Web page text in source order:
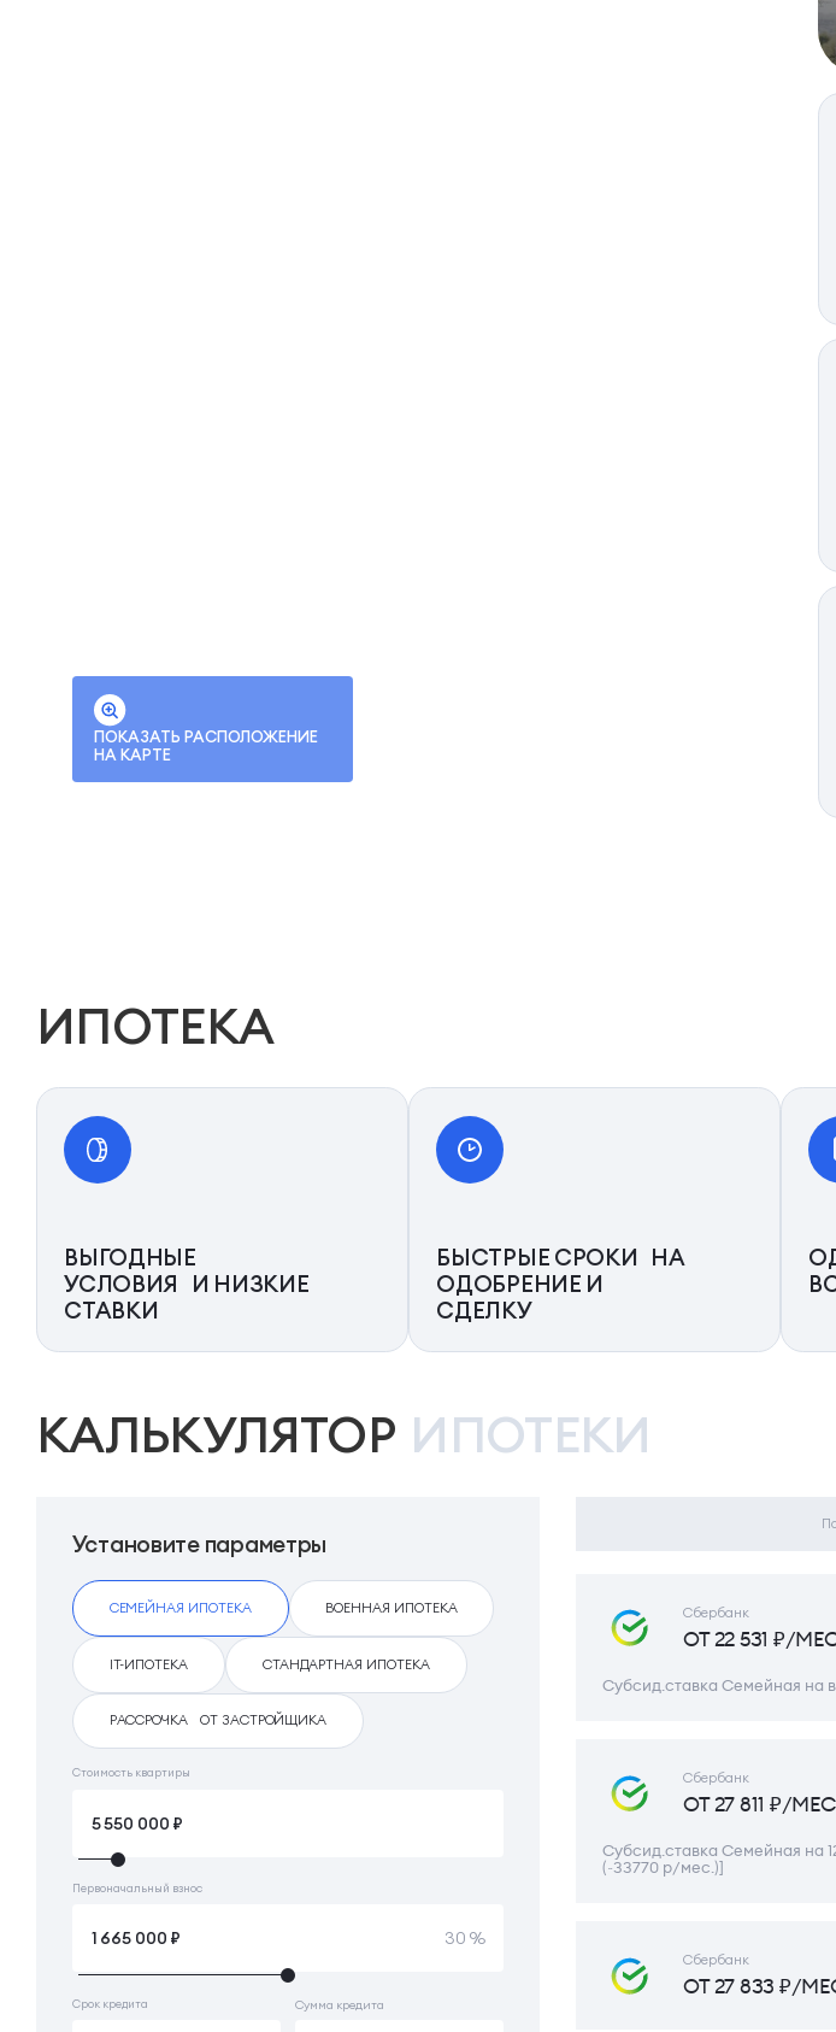
ПОКАЗАТЬ РАСПОЛОЖЕНИЕ
НА КАРТЕ
ИПОТЕКА
ВЫГОДНЫЕ
УСЛОВИЯ И НИЗКИЕ
СТАВКИ
БЫСТРЫЕ СРОКИ НА
ОДОБРЕНИЕ И
СДЕЛКУ
КАЛЬКУЛЯТОР ИПОТЕКИ
Установите параметры
СЕМЕЙНАЯ ИПОТЕКА ВОЕННАЯ ИПОТЕКА
IT-ИПОТЕКА СТАНДАРТНАЯ ИПОТЕКА
РАССРОЧКА ОТ ЗАСТРОЙЩИКА
Стоимость квартиры
Первоначальный взнос
30 %
Срок кредита Сумма кредита
Сбербанк
ОТ 22 531 ₽/
Субсид.ставка Семейная на
Сбербанк
ОТ 27 811 ₽/МЕС
Субсид.ставка Семейная на
(~33770 р/мес.)]
Сбербанк
ОТ 27 833 ₽/